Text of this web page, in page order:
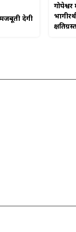
देगी